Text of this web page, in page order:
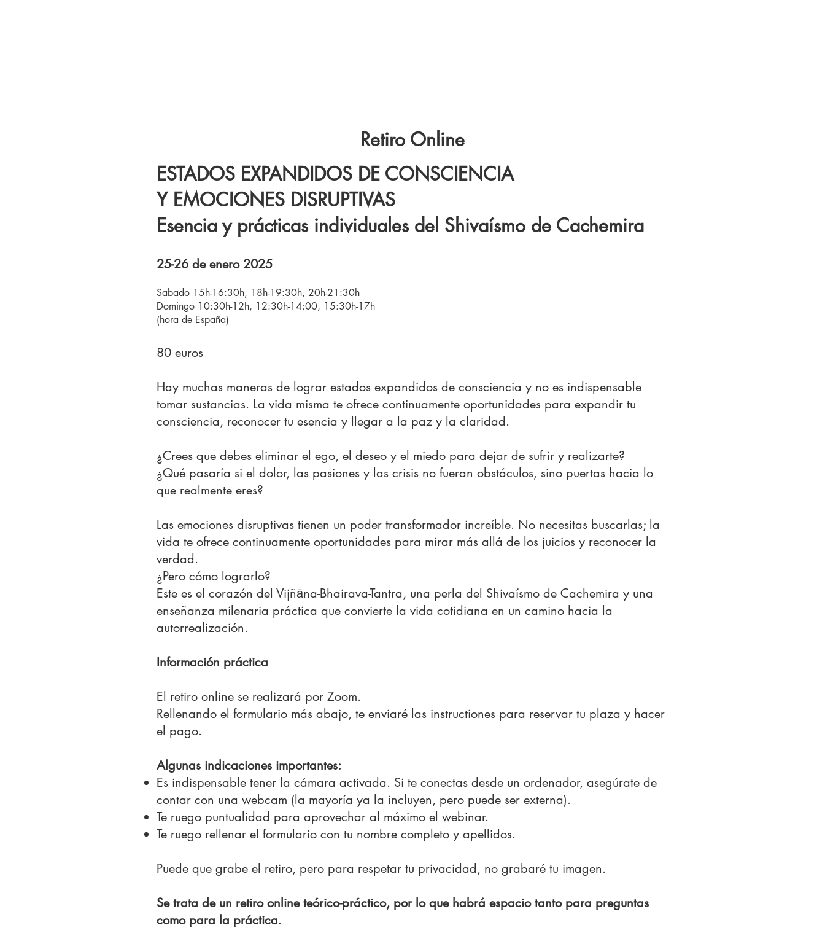
Retiro Online
ESTADOS EXPANDIDOS DE CONSCIENCIA
Y EMOCIONES DISRUPTIVAS
Esencia y prácticas individuales del Shivaísmo de Cachemira
25-26 de enero 2025
Sabado 15h-16:30h, 18h-19:30h, 20h-21:30h
Domingo 10:30h-12h, 12:30h-14:00, 15:30h-17h
(hora de España)
80 euros
Hay muchas maneras de lograr estados expandidos de consciencia y no es indispensable
tomar sustancias. La vida misma te ofrece continuamente oportunidades para expandir tu
consciencia, reconocer tu esencia y llegar a la paz y la claridad.
¿Crees que debes eliminar el ego, el deseo y el miedo para dejar de sufrir y realizarte?
¿Qué pasaría si el dolor, las pasiones y las crisis no fueran obstáculos, sino puertas hacia lo
que realmente eres?
Las emociones disruptivas tienen un poder transformador increíble. No necesitas buscarlas; la
vida te ofrece continuamente oportunidades para mirar más allá de los juicios y reconocer la
verdad.
¿Pero cómo lograrlo?
Este es el corazón del Vijñāna-Bhairava-Tantra, una perla del Shivaísmo de Cachemira y una
enseñanza milenaria práctica que convierte la vida cotidiana en un camino hacia la
autorrealización.
Información práctica
El retiro online se realizará por Zoom.
Rellenando el formulario más abajo, te enviaré las instructiones para reservar tu plaza y hacer
el pago.
Algunas indicaciones importantes:
Es indispensable tener la cámara activada. Si te conectas desde un ordenador, asegúrate de
contar con una webcam (la mayoría ya la incluyen, pero puede ser externa).
Te ruego puntualidad para aprovechar al máximo el webinar.
Te ruego rellenar el formulario con tu nombre completo y apellidos.
Puede que grabe el retiro, pero para respetar tu privacidad, no grabaré tu imagen.
Se trata de un retiro online teórico-práctico, por lo que habrá espacio tanto para preguntas
como para la práctica.